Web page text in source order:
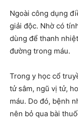
Ngoài công dụng
giải độc. Nhờ có
dùng để thanh
đường trong máu.
Trong y học cổ
tử sâm, ngũ vị tử,
máu. Do đó, bệnh
nên bỏ qua bài